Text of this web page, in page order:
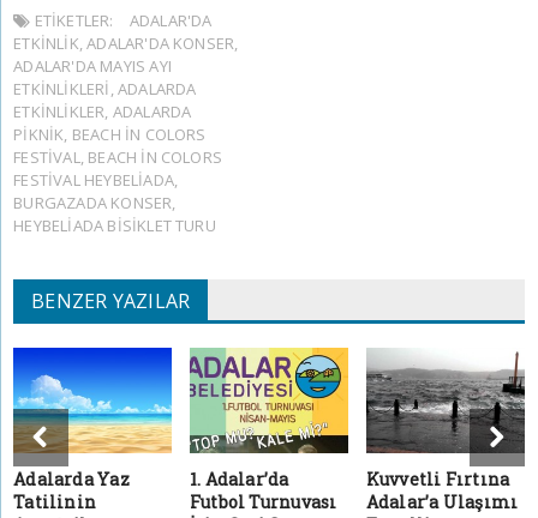
ETIKETLER:
ADALAR'DA
ETKINLIK,ADALAR'DA KONSER,
ADALAR'DA MAYIS AYI
ETKINLIKLERI ,ADALARDA
ETKINLIKLER, ADALARDA
PIKNIK, BEACH IN COLORS
FESTIVAL, BEACH IN COLORS
FESTIVAL HEYBELIADA,
BURGAZADA KONSER,
HEYBELIADA BISIKLET TURU
BENZER YAZILAR
Adalarda Yaz
Tatilinin
1. Adalar’da
Futbol Turnuvası
Kuvvetli Fırtına
Adalar’a Ulaşımı